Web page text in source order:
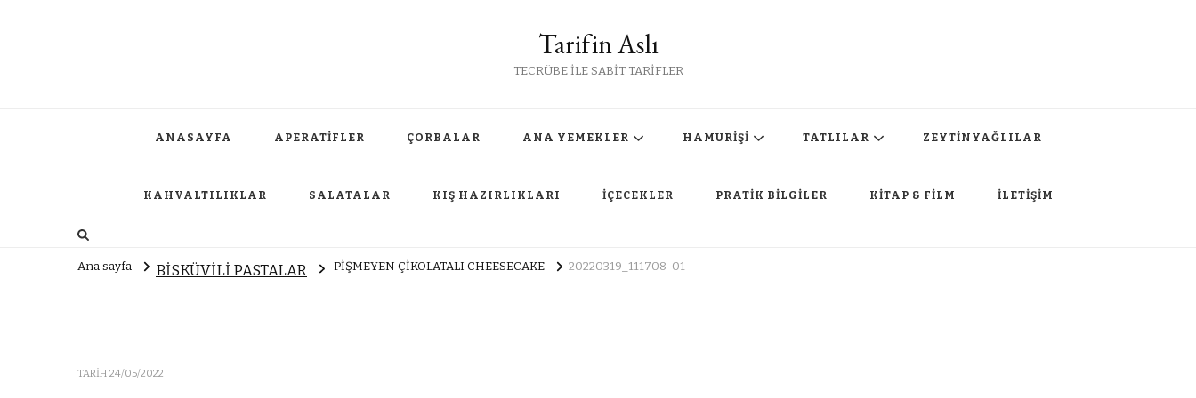
Tarifin Aslı
TECRÜBE İLE SABİT TARİFLER
ANASAYFA APERATİFLER ÇORBALAR ANA YEMEKLER HAMURİŞİ TATLILAR ZEYTİNYAĞLILAR
KAHVALTILIKLAR SALATALAR KIŞ HAZIRLIKLARI İÇECEKLER PRATİK BİLGİLER KİTAP & FİLM İLETİŞİM
Ana sayfa BİSKÜVİLİ PASTALAR PİŞMEYEN ÇİKOLATALI CHEESECAKE 20220319_111708-01
TARIH 24/05/2022